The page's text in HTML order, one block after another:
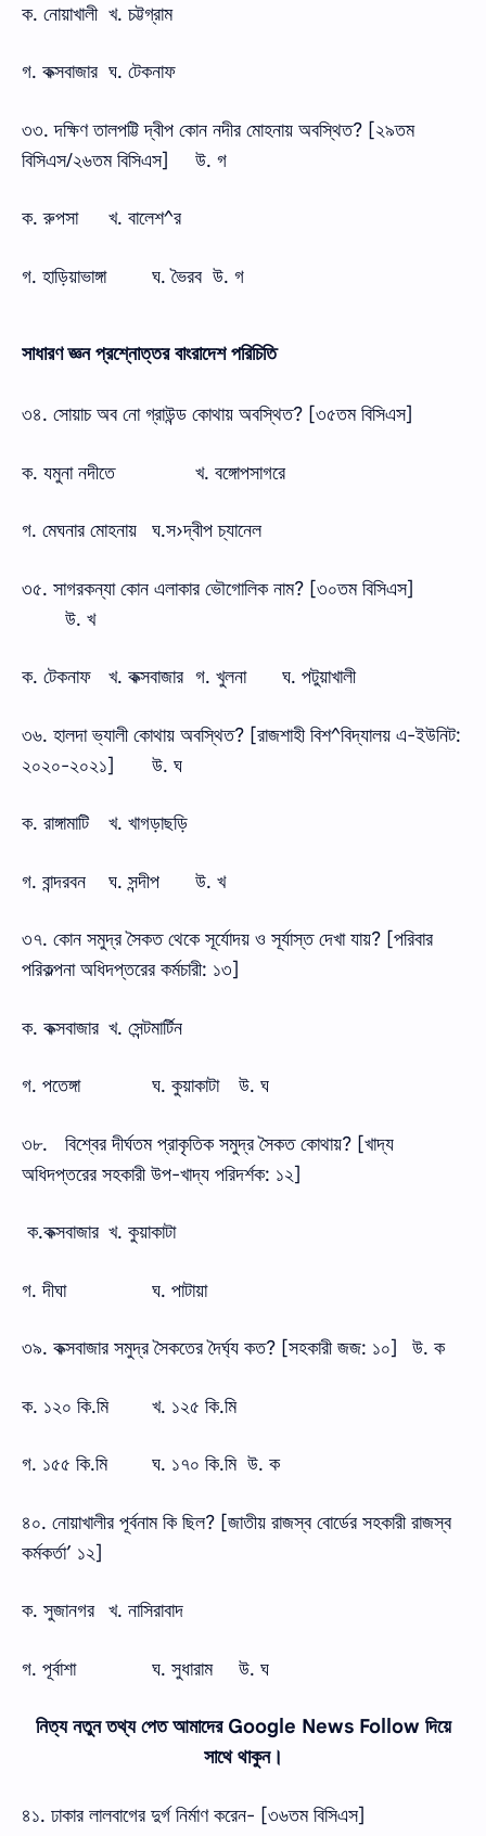
ক. নোয়াখালী খ. চট্টগ্রাম
গ. কক্সবাজার ঘ. টেকনাফ
৩৩. দক্ষিণ তালপট্টি দ্বীপ কোন নদীর মোহনায় অবস্থিত? [২৯তম
বিসিএস/২৬তম বিসিএস]
উ. গ
ক. রুপসা খ. বালেশ^র
গ. হাড়িয়াভাঙ্গা ঘ. ভৈরব উ. গ
সাধারণ জ্ঞন প্রশ্নোত্তর বাংরাদেশ পরিচিতি
৩৪. সোয়াচ অব নো গ্রাউন্ড কোথায় অবস্থিত? [৩৫তম বিসিএস]
ক. যমুনা নদীতে খ. বঙ্গোপসাগরে
গ. মেঘনার মোহনায় ঘ.স›দ্বীপ চ্যানেল
৩৫. সাগরকন্যা কোন এলাকার ভৌগোলিক নাম? [৩০তম বিসিএস]
উ. খ
ক. টেকনাফ খ. কক্সবাজার গ. খুলনা ঘ. পটুয়াখালী
৩৬. হালদা ভ্যালী কোথায় অবস্থিত? [রাজশাহী বিশ^বিদ্যালয় এ-ইউনিট:
২০২০-২০২১]
উ. ঘ
ক. রাঙ্গামাটি খ. খাগড়াছড়ি
গ. বান্দরবন ঘ. সন্দীপ উ. খ
৩৭. কোন সমুদ্র সৈকত থেকে সূর্যোদয় ও সূর্যাস্ত দেখা যায়? [পরিবার
পরিকল্পনা অধিদপ্তরের কর্মচারী: ১৩]
ক. কক্সবাজার খ. সেন্টমার্টিন
গ. পতেঙ্গা ঘ. কুয়াকাটা উ. ঘ
৩৮.
বিশ্বের দীর্ঘতম প্রাকৃতিক সমুদ্র সৈকত কোথায়? [খাদ্য
অধিদপ্তরের সহকারী উপ-খাদ্য পরিদর্শক: ১২]
ক.কক্সবাজার খ. কুয়াকাটা
গ. দীঘা ঘ. পাটায়া
৩৯. কক্সবাজার সমুদ্র সৈকতের দৈর্ঘ্য কত? [সহকারী জজ: ১০] উ. ক
ক. ১২০ কি.মি খ. ১২৫ কি.মি
গ. ১৫৫ কি.মি ঘ. ১৭০ কি.মি উ. ক
৪০. নোয়াখালীর পূর্বনাম কি ছিল? [জাতীয় রাজস্ব বোর্ডের সহকারী রাজস্ব
কর্মকর্তা’ ১২]
ক. সুজানগর খ. নাসিরাবাদ
গ. পূর্বাশা ঘ. সুধারাম উ. ঘ
নিত্য নতুন তথ্য পেত আমাদের Google News Follow দিয়ে
সাথে থাকুন।
৪১. ঢাকার লালবাগের দুর্গ নির্মাণ করেন- [৩৬তম বিসিএস]